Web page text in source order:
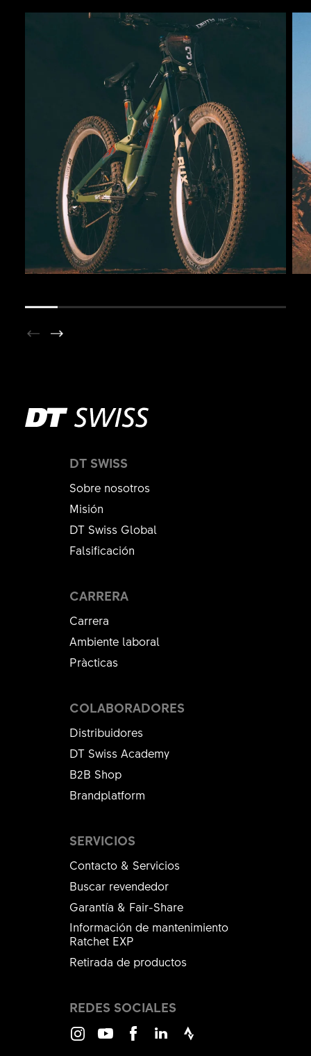
DT SWISS
Sobre nosotros
Misión
DT Swiss Global
Falsificación
CARRERA
Carrera
Ambiente laboral
Pràcticas
SERVICIOS
Contacto & Servicios
Buscar revendedor
Garantía & Fair-Share
Información de mantenimiento
Ratchet EXP
Retirada de productos
COLABORADORES
Distribuidores
DT Swiss Academy
B2B Shop
Brandplatform
REDES SOCIALES